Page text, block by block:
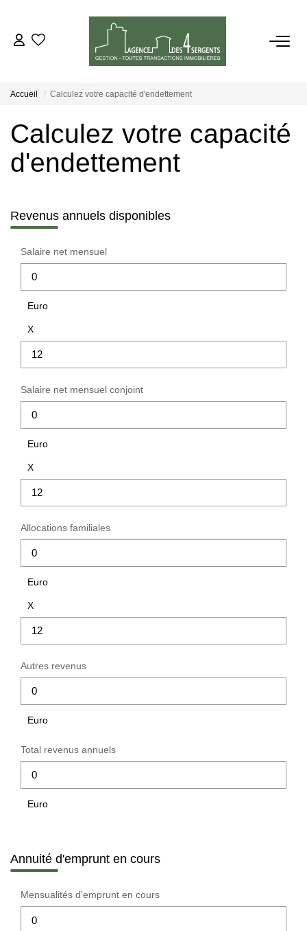
VENTES
ESTIMATION
Accueil Calculez votre capacité d'endettement
Calculez votre capacité
d'endettement
Revenus annuels disponibles
Salaire net mensuel
Euro
X
Salaire net mensuel conjoint
Euro
X
Allocations familiales
Euro
X
Autres revenus
Euro
Total revenus annuels
Euro
Annuité d'emprunt en cours
Mensualités d'emprunt en cours